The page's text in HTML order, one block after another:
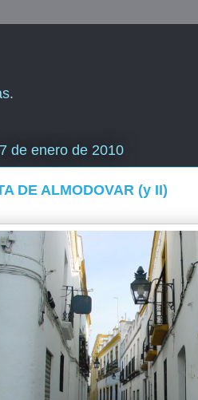
de enero de 2010
DE ALMODOVAR (y II)